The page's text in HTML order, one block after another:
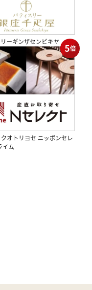
ーギンザセンビキヤ
5倍
オトリヨセ ニッポンセレ
イム